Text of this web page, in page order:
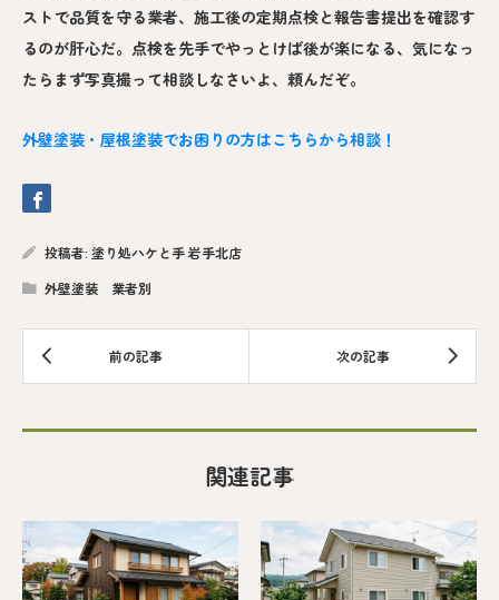
ストで品質を守る業者、施工後の定期点検と報告書提出を確認す
るのが肝心だ。点検を先手でやっとけば後が楽になる、気になっ
たらまず写真撮って相談しなさいよ、頼んだぞ。
外壁塗装・屋根塗装でお困りの方はこちらから相談！
投稿者: 塗り処ハケと手 岩手北店
外壁塗装 業者別
関連記事